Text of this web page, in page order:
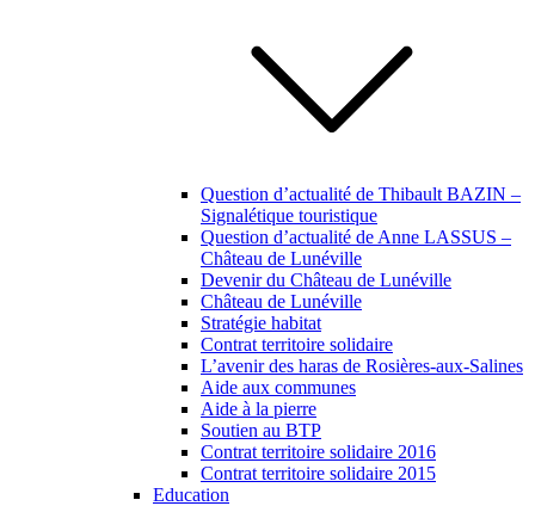
Question d’actualité de Thibault BAZIN –
Signalétique touristique
Question d’actualité de Anne LASSUS –
Château de Lunéville
Devenir du Château de Lunéville
Château de Lunéville
Stratégie habitat
Contrat territoire solidaire
L’avenir des haras de Rosières-aux-Salines
Aide aux communes
Aide à la pierre
Soutien au BTP
Contrat territoire solidaire 2016
Contrat territoire solidaire 2015
Education